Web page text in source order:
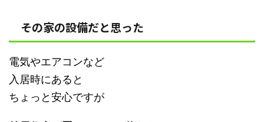
その家の設備だと思った
電気やエアコンなど
入居時にあると
ちょっと安心ですが